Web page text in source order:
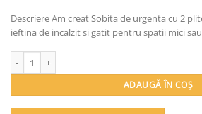
a
fost:
2.300,00lei.
este:
1.922,00lei.
Descriere Am creat Sobita de urgenta cu 2
ieftina de incalzit si gatit pentru spatii mici
ADAUGĂ ÎN COȘ